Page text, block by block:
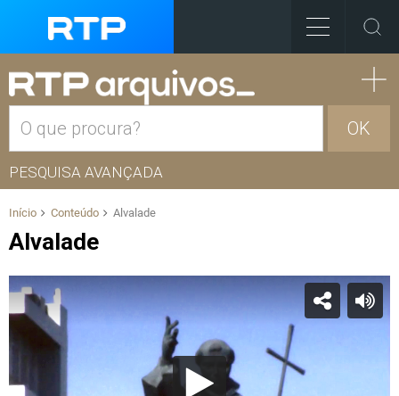
OK
PESQUISA AVANÇADA
Início Conteúdo Alvalade
Alvalade